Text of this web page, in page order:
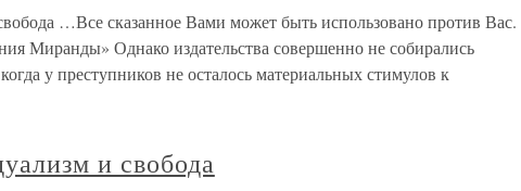
…Все сказанное Вами может быть использовано против Вас.
Миранды» Однако издательства совершенно не собирались
у преступников не осталось материальных стимулов к
и свобода